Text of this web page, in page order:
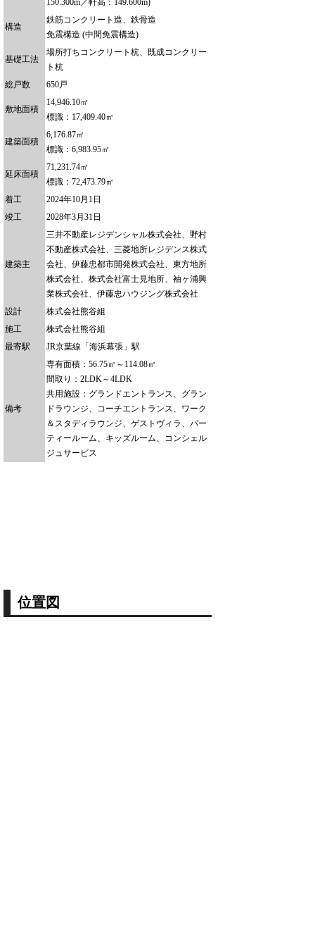
150.300m／軒高：149.600m)
構造
鉄筋コンクリート造、鉄骨造
免震構造 (中間免震構造)
基礎工法
場所打ちコンクリート杭、既成コンクリー
ト杭
総戸数
650戸
敷地面積
14,946.10㎡
標識：17,409.40㎡
建築面積
6,176.87㎡
標識：6,983.95㎡
延床面積
71,231.74㎡
標識：72,473.79㎡
着工
2024年10月1日
竣工
2028年3月31日
建築主
三井不動産レジデンシャル株式会社、野村
不動産株式会社、三菱地所レジデンス株式
会社、伊藤忠都市開発株式会社、東方地所
株式会社、株式会社富士見地所、袖ヶ浦興
業株式会社、伊藤忠ハウジング株式会社
設計
株式会社熊谷組
施工
株式会社熊谷組
最寄駅
JR京葉線「海浜幕張」駅
備考
専有面積：56.75㎡～114.08㎡
間取り：2LDK～4LDK
共用施設：グランドエントランス、グラン
ドラウンジ、コーチエントランス、ワーク
＆スタディラウンジ、ゲストヴィラ、パー
ティールーム、キッズルーム、コンシェル
ジュサービス
位置図